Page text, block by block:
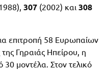
307 (2002) και 308
επιτροπή 58 Ευρωπαίων
Γηραιάς Ηπείρου, η
30 μοντέλα. Στον τελικό